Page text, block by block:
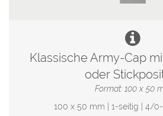
Klassische Army-Cap
oder
Format: 100 x 50
100 x 50 mm | 1-seitig | 4/